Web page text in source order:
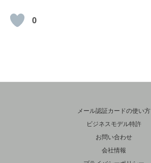
0
メール認証カードの使い方
ビジネスモデル特許
お問い合わせ
会社情報